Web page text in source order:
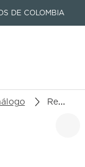
DE COLOMBIA
Reloj Tissot Lovely Square T058.109.11.036.00